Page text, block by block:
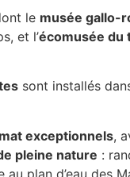
le musée gallo-
et l’écomusée du
sont installés
exceptionnels,
pleine nature :
plan d’eau des